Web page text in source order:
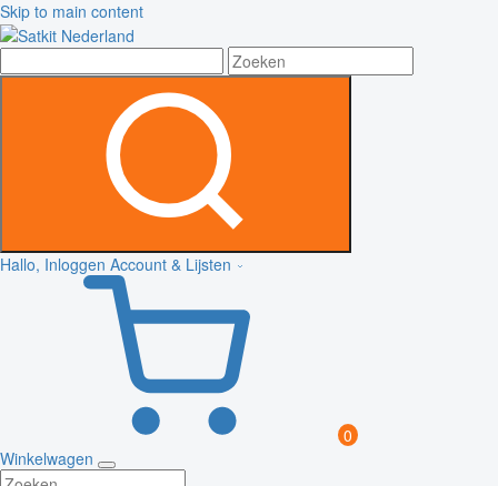
Skip to main content
Hallo, Inloggen Account & Lijsten
0
Winkelwagen